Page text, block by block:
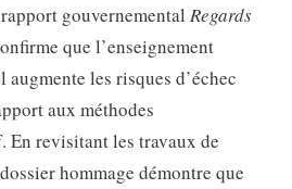
gouvernemental Regards
que l’enseignement
les risques d’échec
aux méthodes
En revisitant les travaux de
hommage démontre que